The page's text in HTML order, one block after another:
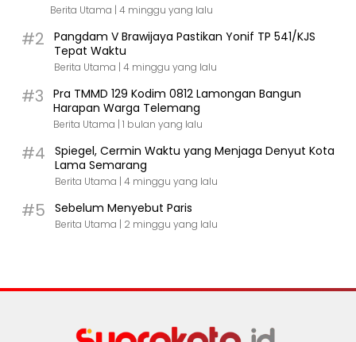
Berita Utama | 4 minggu yang lalu
#2
Pangdam V Brawijaya Pastikan Yonif TP 541/KJS
Tepat Waktu
Berita Utama | 4 minggu yang lalu
#3
Pra TMMD 129 Kodim 0812 Lamongan Bangun
Harapan Warga Telemang
Berita Utama | 1 bulan yang lalu
#4
Spiegel, Cermin Waktu yang Menjaga Denyut Kota
Lama Semarang
Berita Utama | 4 minggu yang lalu
#5 Sebelum Menyebut Paris
Berita Utama | 2 minggu yang lalu